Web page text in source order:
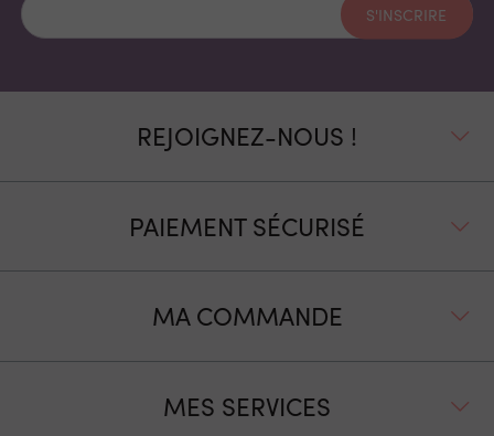
S'INSCRIRE
REJOIGNEZ-NOUS !
PAIEMENT SÉCURISÉ
MA COMMANDE
MES SERVICES